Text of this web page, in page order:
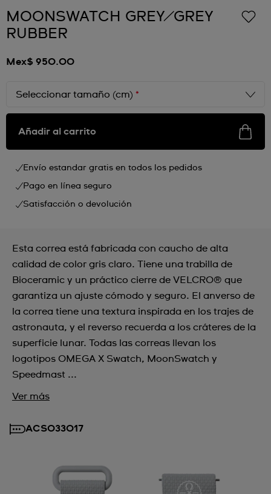
MOONSWATCH GREY/GREY
RUBBER
Mex$ 950.00
Seleccionar tamaño (cm) *
Añadir al carrito
Envío estandar gratis en todos los pedidos
Pago en línea seguro
Satisfacción o devolución
Esta correa está fabricada con caucho de alta
calidad de color gris claro. Tiene una trabilla de
Bioceramic y un práctico cierre de VELCRO® que
garantiza un ajuste cómodo y seguro. El anverso de
la correa tiene una textura inspirada en los trajes de
astronauta, y el reverso recuerda a los cráteres de la
superficie lunar. Todas las correas llevan los
logotipos OMEGA X Swatch, MoonSwatch y
Speedmast ...
Ver más
ACSO33017